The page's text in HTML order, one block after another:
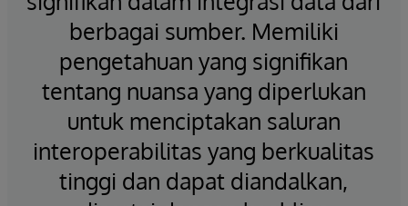
berbagai sumber. Memiliki
pengetahuan yang signifikan
tentang nuansa yang diperlukan
untuk menciptakan saluran
interoperabilitas yang berkualitas
tinggi dan dapat diandalkan,